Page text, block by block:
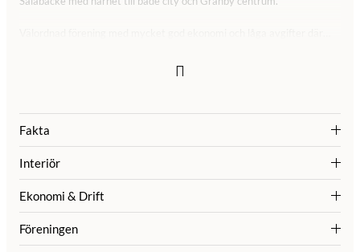
Fakta
Interiör
Ekonomi & Drift
Föreningen